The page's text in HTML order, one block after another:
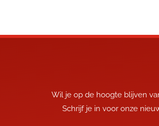
Wil je op de hoogte blijven
Schrijf je in voor onze